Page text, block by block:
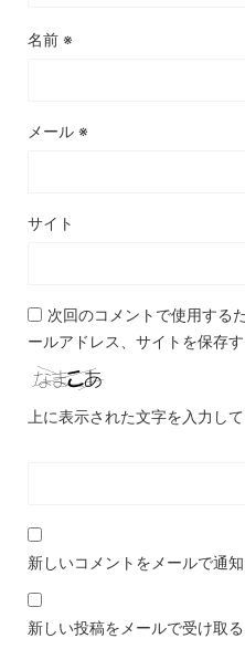
名前 ※
メール ※
サイト
次回のコメントで使用する
ールアドレス、サイトを保存す
上に表示された文字を入力して
新しいコメントをメールで通知
新しい投稿をメールで受け取る